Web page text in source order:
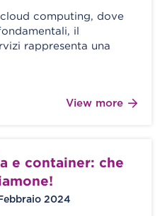
computing, dove
il
rappresenta una
View more
e container: che
2024